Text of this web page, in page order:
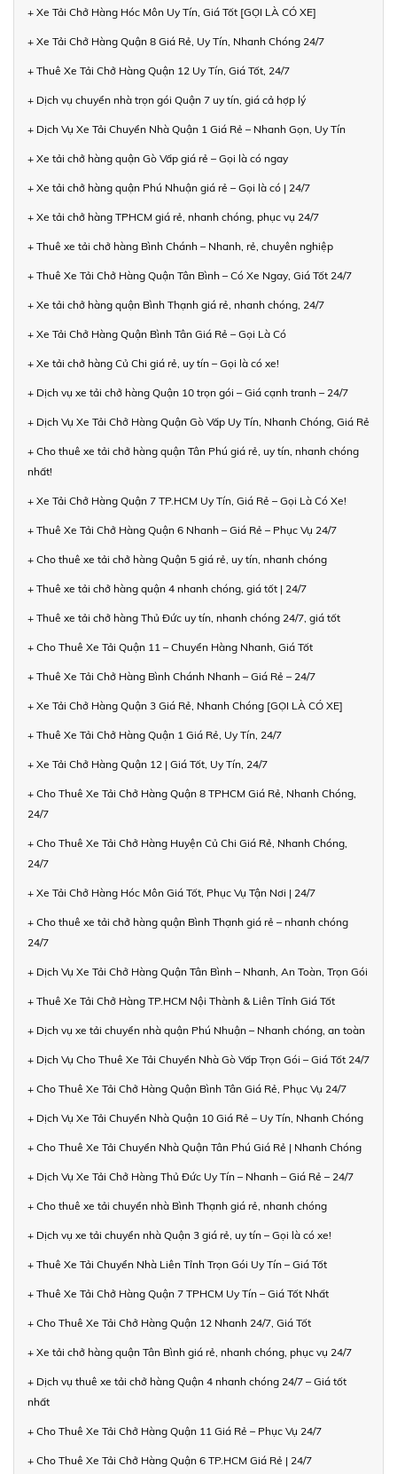
+ Xe Tải Chở Hàng Hóc Môn Uy Tín, Giá Tốt [GỌI LÀ CÓ XE]
+ Xe Tải Chở Hàng Quận 8 Giá Rẻ, Uy Tín, Nhanh Chóng 24/7
+ Thuê Xe Tải Chở Hàng Quận 12 Uy Tín, Giá Tốt, 24/7
+ Dịch vụ chuyển nhà trọn gói Quận 7 uy tín, giá cả hợp lý
+ Dịch Vụ Xe Tải Chuyển Nhà Quận 1 Giá Rẻ – Nhanh Gọn, Uy Tín
+ Xe tải chở hàng quận Gò Vấp giá rẻ – Gọi là có ngay
+ Xe tải chở hàng quận Phú Nhuận giá rẻ – Gọi là có | 24/7
+ Xe tải chở hàng TPHCM giá rẻ, nhanh chóng, phục vụ 24/7
+ Thuê xe tải chở hàng Bình Chánh – Nhanh, rẻ, chuyên nghiệp
+ Thuê Xe Tải Chở Hàng Quận Tân Bình – Có Xe Ngay, Giá Tốt 24/7
+ Xe tải chở hàng quận Bình Thạnh giá rẻ, nhanh chóng, 24/7
+ Xe Tải Chở Hàng Quận Bình Tân Giá Rẻ – Gọi Là Có
+ Xe tải chở hàng Củ Chi giá rẻ, uy tín – Gọi là có xe!
+ Dịch vụ xe tải chở hàng Quận 10 trọn gói – Giá cạnh tranh – 24/7
+ Dịch Vụ Xe Tải Chở Hàng Quận Gò Vấp Uy Tín, Nhanh Chóng, Giá Rẻ
+ Cho thuê xe tải chở hàng quận Tân Phú giá rẻ, uy tín, nhanh chóng
nhất!
+ Xe Tải Chở Hàng Quận 7 TP.HCM Uy Tín, Giá Rẻ – Gọi Là Có Xe!
+ Thuê Xe Tải Chở Hàng Quận 6 Nhanh – Giá Rẻ – Phục Vụ 24/7
+ Cho thuê xe tải chở hàng Quận 5 giá rẻ, uy tín, nhanh chóng
+ Thuê xe tải chở hàng quận 4 nhanh chóng, giá tốt | 24/7
+ Thuê xe tải chở hàng Thủ Đức uy tín, nhanh chóng 24/7, giá tốt
+ Cho Thuê Xe Tải Quận 11 – Chuyển Hàng Nhanh, Giá Tốt
+ Thuê Xe Tải Chở Hàng Bình Chánh Nhanh – Giá Rẻ – 24/7
+ Xe Tải Chở Hàng Quận 3 Giá Rẻ, Nhanh Chóng [GỌI LÀ CÓ XE]
+ Thuê Xe Tải Chở Hàng Quận 1 Giá Rẻ, Uy Tín, 24/7
+ Xe Tải Chở Hàng Quận 12 | Giá Tốt, Uy Tín, 24/7
+ Cho Thuê Xe Tải Chở Hàng Quận 8 TPHCM Giá Rẻ, Nhanh Chóng,
24/7
+ Cho Thuê Xe Tải Chở Hàng Huyện Củ Chi Giá Rẻ, Nhanh Chóng,
24/7
+ Xe Tải Chở Hàng Hóc Môn Giá Tốt, Phục Vụ Tận Nơi | 24/7
+ Cho thuê xe tải chở hàng quận Bình Thạnh giá rẻ – nhanh chóng
24/7
+ Dịch Vụ Xe Tải Chở Hàng Quận Tân Bình – Nhanh, An Toàn, Trọn Gói
+ Thuê Xe Tải Chở Hàng TP.HCM Nội Thành & Liên Tỉnh Giá Tốt
+ Dịch vụ xe tải chuyển nhà quận Phú Nhuận – Nhanh chóng, an toàn
+ Dịch Vụ Cho Thuê Xe Tải Chuyển Nhà Gò Vấp Trọn Gói – Giá Tốt 24/7
+ Cho Thuê Xe Tải Chở Hàng Quận Bình Tân Giá Rẻ, Phục Vụ 24/7
+ Dịch Vụ Xe Tải Chuyển Nhà Quận 10 Giá Rẻ – Uy Tín, Nhanh Chóng
+ Cho Thuê Xe Tải Chuyển Nhà Quận Tân Phú Giá Rẻ | Nhanh Chóng
+ Dịch Vụ Xe Tải Chở Hàng Thủ Đức Uy Tín – Nhanh – Giá Rẻ – 24/7
+ Cho thuê xe tải chuyển nhà Bình Thạnh giá rẻ, nhanh chóng
+ Dịch vụ xe tải chuyển nhà Quận 3 giá rẻ, uy tín – Gọi là có xe!
+ Thuê Xe Tải Chuyển Nhà Liên Tỉnh Trọn Gói Uy Tín – Giá Tốt
+ Thuê Xe Tải Chở Hàng Quận 7 TPHCM Uy Tín – Giá Tốt Nhất
+ Cho Thuê Xe Tải Chở Hàng Quận 12 Nhanh 24/7, Giá Tốt
+ Xe tải chở hàng quận Tân Bình giá rẻ, nhanh chóng, phục vụ 24/7
+ Dịch vụ thuê xe tải chở hàng Quận 4 nhanh chóng 24/7 – Giá tốt
nhất
+ Cho Thuê Xe Tải Chở Hàng Quận 11 Giá Rẻ – Phục Vụ 24/7
+ Cho Thuê Xe Tải Chở Hàng Quận 6 TP.HCM Giá Rẻ | 24/7